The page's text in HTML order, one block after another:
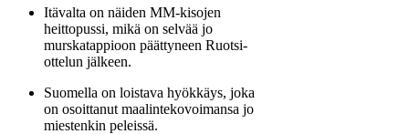
Itävalta on näiden MM-kisojen
heittopussi, mikä on selvää jo
murskatappioon päättyneen Ruotsi-
ottelun jälkeen.
Suomella on loistava hyökkäys, joka
on osoittanut maalintekovoimansa jo
miestenkin peleissä.